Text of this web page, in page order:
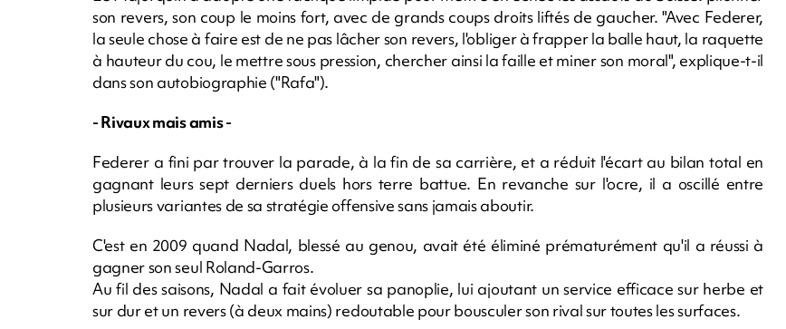
son revers, son coup le moins fort, avec de grands coups droits liftés de gaucher. "Avec Federer,
la seule chose à faire est de ne pas lâcher son revers, l'obliger à frapper la balle haut, la raquette
à hauteur du cou, le mettre sous pression, chercher ainsi la faille et miner son moral", explique-t-il
dans son autobiographie ("Rafa").
- Rivaux mais amis -
Federer a fini par trouver la parade, à la fin de sa carrière, et a réduit l'écart au bilan total en
gagnant leurs sept derniers duels hors terre battue. En revanche sur l'ocre, il a oscillé entre
plusieurs variantes de sa stratégie offensive sans jamais aboutir.
C'est en 2009 quand Nadal, blessé au genou, avait été éliminé prématurément qu'il a réussi à
gagner son seul Roland-Garros.
Au fil des saisons, Nadal a fait évoluer sa panoplie, lui ajoutant un service efficace sur herbe et
sur dur et un revers (à deux mains) redoutable pour bousculer son rival sur toutes les surfaces.